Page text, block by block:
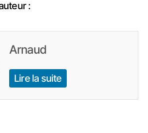
:
Arnaud
Lire la suite